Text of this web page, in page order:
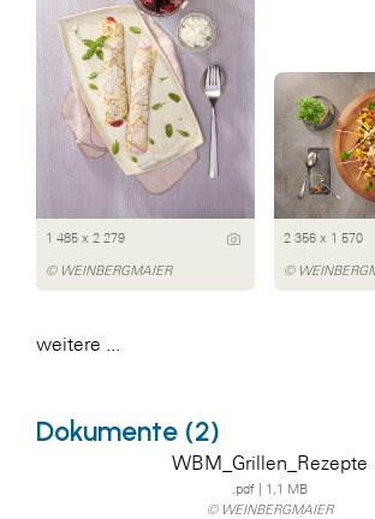
1 485 x 2 279
© WEINBERGMAIER
2 356 x 1 570
©
weitere ...
Dokumente (2)
WBM_Grillen_Rezepte
.pdf|
1,1 MB
© WEINBERGMAIER